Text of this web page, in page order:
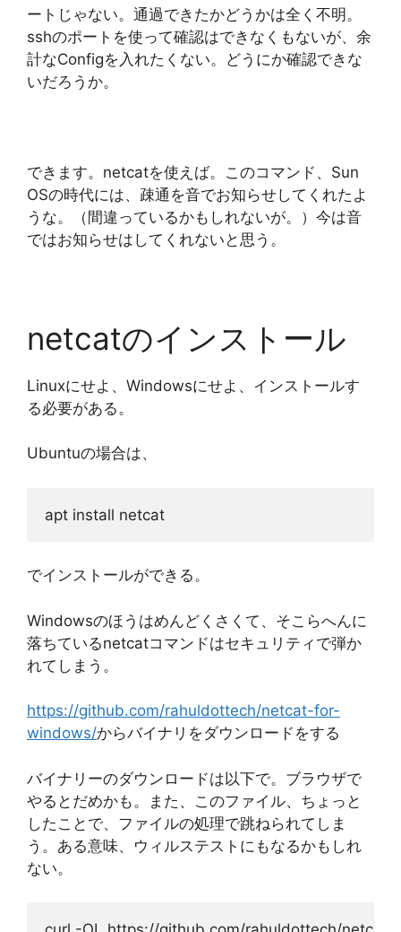
ートじゃない。通過できたかどうかは全く不明。
sshのポートを使って確認はできなくもないが、余
計なConfigを入れたくない。どうにか確認できな
いだろうか。
できます。netcatを使えば。このコマンド、Sun
OSの時代には、疎通を音でお知らせしてくれたよ
うな。（間違っているかもしれないが。）今は音
ではお知らせはしてくれないと思う。
netcatのインストール
Linuxにせよ、Windowsにせよ、インストールす
る必要がある。
Ubuntuの場合は、
apt install netcat
でインストールができる。
Windowsのほうはめんどくさくて、そこらへんに
落ちているnetcatコマンドはセキュリティで弾か
れてしまう。
https://github.com/rahuldottech/netcat-for-
windows/からバイナリをダウンロードをする
バイナリーのダウンロードは以下で。ブラウザで
やるとだめかも。また、このファイル、ちょっと
したことで、ファイルの処理で跳ねられてしま
う。ある意味、ウィルステストにもなるかもしれ
ない。